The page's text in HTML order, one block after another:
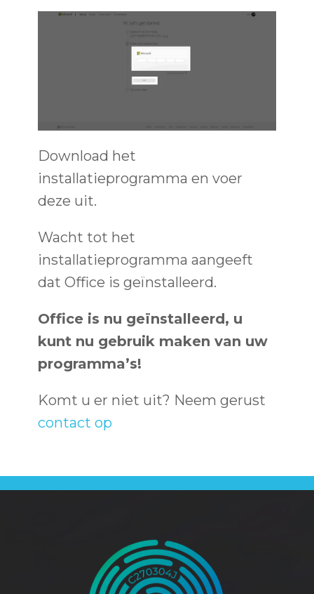
Download het
installatieprogramma en voer
deze uit.
Wacht tot het
installatieprogramma aangeeft
dat Office is geïnstalleerd.
Office is nu geïnstalleerd, u
kunt nu gebruik maken van uw
programma’s!
Komt u er niet uit? Neem gerust
contact op